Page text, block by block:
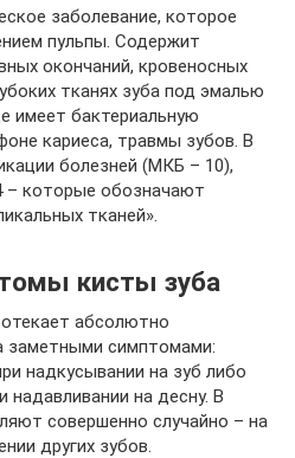
заболевание, которое
пульпы. Содержит
окончаний, кровеносных
тканях зуба под эмалью
имеет бактериальную
кариеса, травмы зубов. В
болезней (МКБ – 10),
– которые обозначают
тканей».
кисты зуба
абсолютно
заметными симптомами:
надкусывании на зуб либо
надавливании на десну. В
совершенно случайно – на
других зубов.